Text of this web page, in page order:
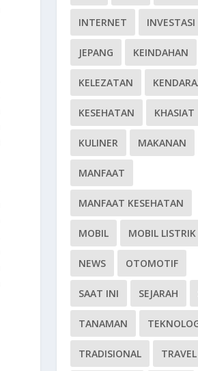
INTERNET INVESTASI
JEPANG KEINDAHAN
KELEZATAN
KESEHATAN KHASIAT
KULINER MAKANAN
MANFAAT
MANFAAT KESEHATAN
MOBIL MOBIL LISTRIK
NEWS OTOMOTIF
SAAT INI SEJARAH
TANAMAN
TRADISIONAL TRAVEL